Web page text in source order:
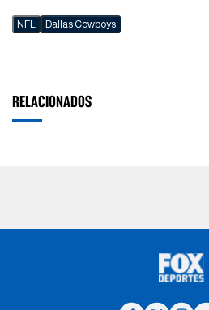
NFL Dallas Cowboys
RELACIONADOS